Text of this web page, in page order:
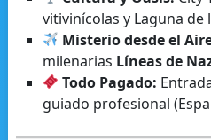
vitivinícolas y Laguna de
Misterio desde el
milenarias Líneas de
Todo Pagado:
guiado profesional